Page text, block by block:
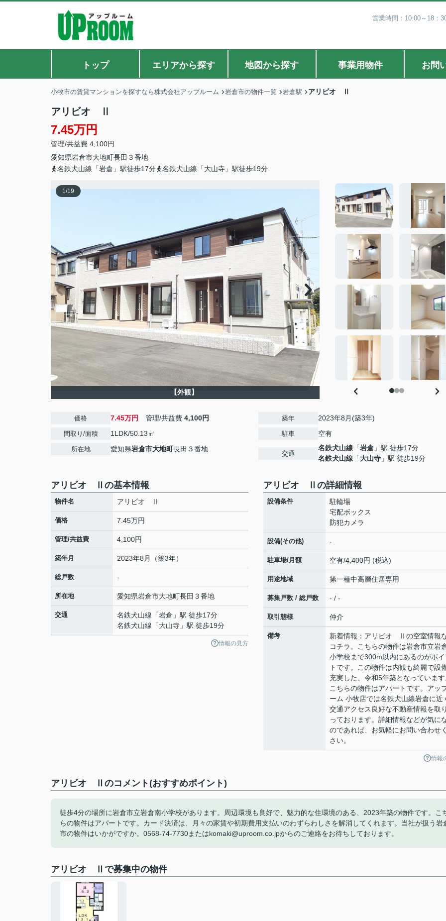
営業時間：10:00～18：
トップ エリアから探す 地図から探す 事業用物件 お問
小牧市の賃貸マンションを探すなら株式会社アップルーム 岩倉市の物件一覧 岩倉駅 アリビオ Ⅱ
アリビオ Ⅱ
7.45万円
管理/共益費 4,100円
愛知県岩倉市大地町長田３番地
名鉄犬山線「岩倉」駅徒歩17分
名鉄犬山線「大山寺」駅徒歩19分
1/19
【外観】
価格 7.45万円 管理/共益費 4,100円
間取り/面積 1LDK/50.13㎡
所在地 愛知県岩倉市大地町長田３番地
築年 2023年8月(築3年)
駐車 空有
交通
名鉄犬山線 「岩倉 」駅 徒歩17分
名鉄犬山線 「大山寺 」駅 徒歩19分
アリビオ Ⅱの基本情報
物件名 アリビオ Ⅱ
価格 7.45万円
管理/共益費 4,100円
築年月 2023年8月（築3年）
総戸数 -
所在地 愛知県岩倉市大地町長田３番地
交通 名鉄犬山線 「岩倉 」駅 徒歩17分
名鉄犬山線 「大山寺 」駅 徒歩19分
情報の見方
アリビオ Ⅱの詳細情報
設備条件
駐輪場
宅配ボックス
防犯カメラ
設備(その他) -
駐車場/月額 空有/4,400円 (税込)
用途地域 第一種中高層住居専用
募集戸数 / 総戸数 - / -
取引態様 仲介
備考
新着情報：アリビオ Ⅱの空室情報
コチラ。こちらの物件は岩倉市立岩
小学校まで300m以内にあるのがポイ
トです。この物件は内観も綺麗で設
充実した、令和5年築となっています
こちらの物件はアパートです。アッ
ーム 小牧店では名鉄犬山線岩倉に近
交通アクセス良好な不動産情報を取
っております。詳細情報などが気に
のであれば、お気軽にお問い合わせ
さい。
情報
アリビオ Ⅱのコメント(おすすめポイント)
徒歩4分の場所に岩倉市立岩倉南小学校があります。周辺環境も良好で、魅力的な住環境のある、2023年築の物件です。こ
らの物件はアパートです。カード決済は、月々の家賃や初期費用支払いのわずらわしさを解消してくれます。当社が扱う岩
市の物件はいかがですか。0568-74-7730またはkomaki@uproom.co.jpからのご連絡をお待ちしております。
アリビオ Ⅱで募集中の物件